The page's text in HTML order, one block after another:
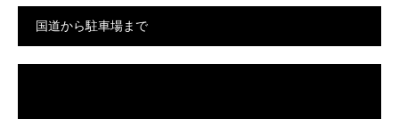
国道から駐車場まで